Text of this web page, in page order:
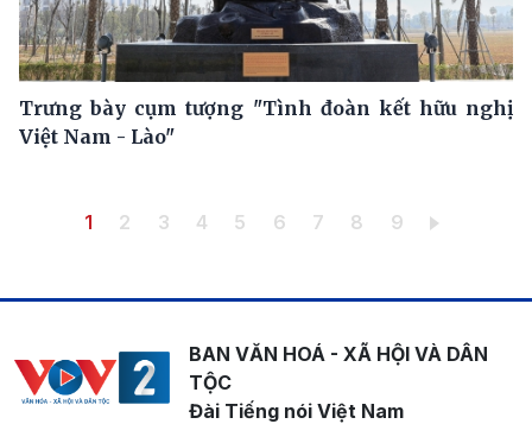
Trưng bày cụm tượng "Tình đoàn kết hữu nghị
Việt Nam - Lào"
Pagination
Trang hiện thời
1 Trang
2 Trang
3 Trang
4 Trang
5 Trang
6 Trang
7 Trang
8 Trang
9
BAN VĂN HOÁ - XÃ HỘI VÀ DÂN
TỘC
Đài Tiếng nói Việt Nam